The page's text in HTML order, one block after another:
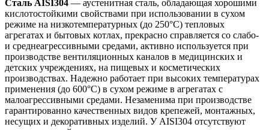
Сталь AISI304 — аустенитная сталь, обладающая хорошими
кислотостойкими свойствами при использовании в сухом
режиме на низкотемпературных (до 250°С) тепловых
агрегатах и бытовых котлах, прекрасно справляется со слабо-
и среднеагрессивными средами, активно используется при
производстве вентиляционных каналов в медицинских и
детских учреждениях, на пищевых и косметических
производствах. Надежно работает при высоких температурах
применения (до 600°С) в сухом режиме в агрегатах с
малоагрессивными средами. Незаменима при производстве
гарантированно качественных видов крепежей, монтажных,
несущих и декоративных изделий. У AISI304 отсутствуют